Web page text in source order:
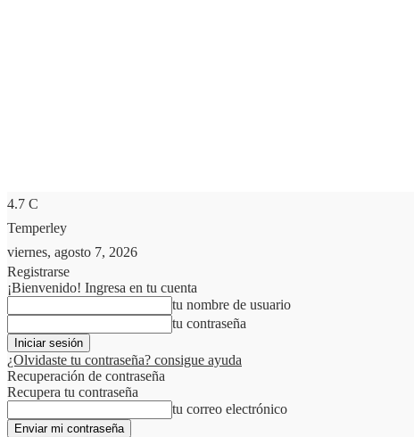
4.7 C
Temperley
viernes, agosto 7, 2026
Registrarse
¡Bienvenido! Ingresa en tu cuenta
tu nombre de usuario
tu contraseña
¿Olvidaste tu contraseña? consigue ayuda
Recuperación de contraseña
Recupera tu contraseña
tu correo electrónico